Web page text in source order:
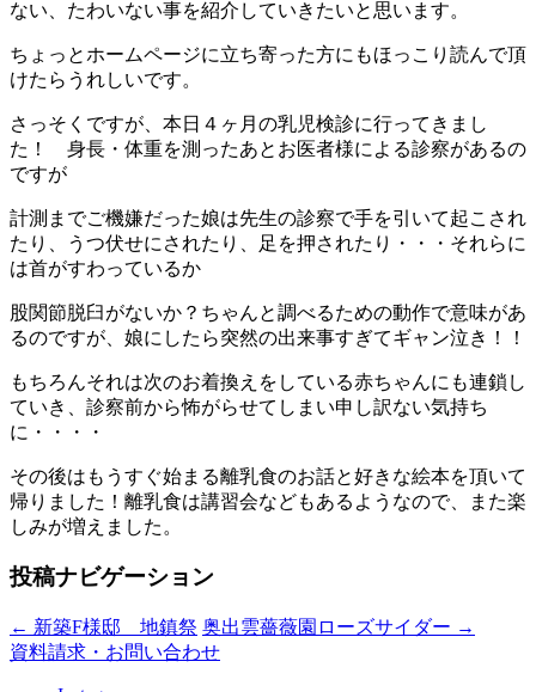
ない、たわいない事を紹介していきたいと思います。
ちょっとホームページに立ち寄った方にもほっこり読んで頂
けたらうれしいです。
さっそくですが、本日４ヶ月の乳児検診に行ってきまし
た！ 身長・体重を測ったあとお医者様による診察があるの
ですが
計測までご機嫌だった娘は先生の診察で手を引いて起こされ
たり、うつ伏せにされたり、足を押されたり・・・それらに
は首がすわっているか
股関節脱臼がないか？ちゃんと調べるための動作で意味があ
るのですが、娘にしたら突然の出来事すぎてギャン泣き！！
もちろんそれは次のお着換えをしている赤ちゃんにも連鎖し
ていき、診察前から怖がらせてしまい申し訳ない気持ち
に・・・・
その後はもうすぐ始まる離乳食のお話と好きな絵本を頂いて
帰りました！離乳食は講習会などもあるようなので、また楽
しみが増えました。
投稿ナビゲーション
← 新築F様邸 地鎮祭 奥出雲薔薇園ローズサイダー →
資料請求・お問い合わせ